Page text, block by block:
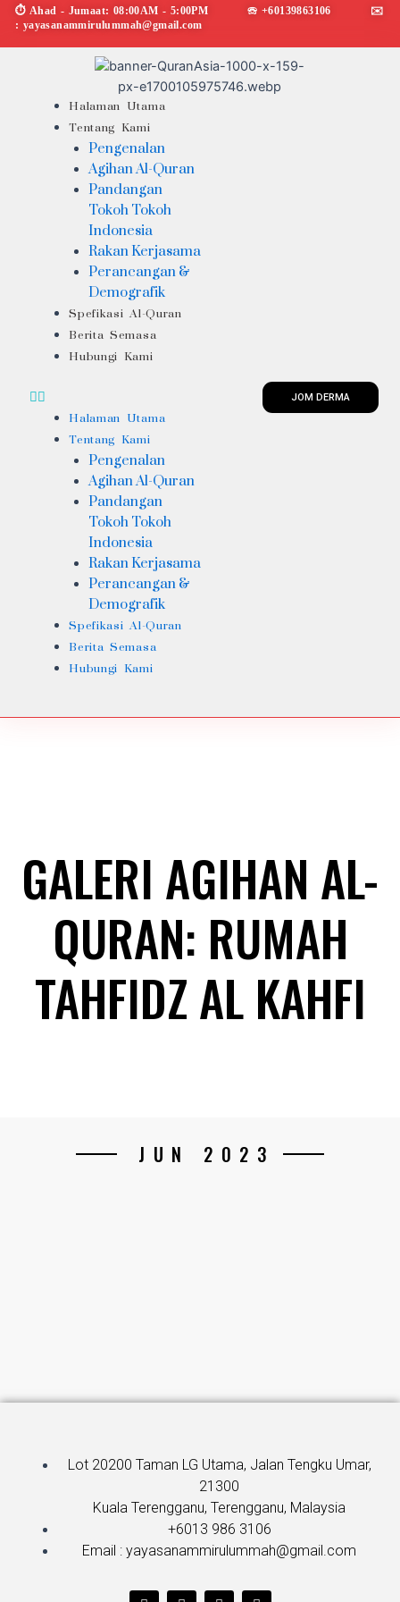
Skip
content
⏱︎ Ahad - Jumaat: 08:00AM - 5:00PM ☏ +60139863106 ✉︎
: yayasanammirulummah@gmail.com
Halaman Utama
Tentang Kami
Pengenalan
Agihan Al-Quran
Pandangan
Tokoh Tokoh
Indonesia
Rakan Kerjasama
Perancangan &
Demografik
Spefikasi Al-Quran
Berita Semasa
Hubungi Kami
Menu
Halaman Utama
Tentang Kami
Pengenalan
Agihan Al-Quran
Pandangan
Tokoh Tokoh
Indonesia
Rakan Kerjasama
Perancangan &
Demografik
Spefikasi Al-Quran
Berita Semasa
Hubungi Kami
JOM DERMA
GALERI AGIHAN AL-
QURAN: RUMAH
TAHFIDZ AL KAHFI
JUN 2023
Lot 20200 Taman LG Utama, Jalan Tengku Umar,
21300
Kuala Terengganu, Terengganu, Malaysia
+6013 986 3106
Email : yayasanammirulummah@gmail.com
T F Y I